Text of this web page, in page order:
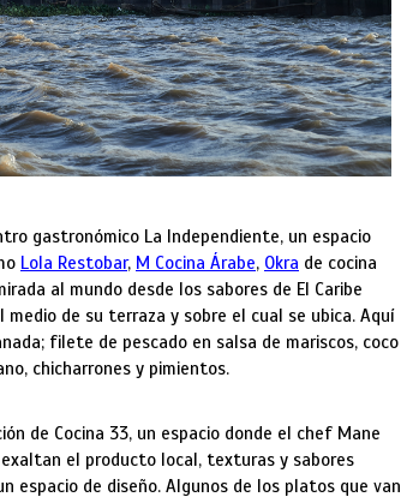
gastronómico La Independiente, un espacio
Lola Restobar, M Cocina Árabe, Okra de cocina
al mundo desde los sabores de El Caribe
de su terraza y sobre el cual se ubica. Aquí
filete de pescado en salsa de mariscos, coco
chicharrones y pimientos.
de Cocina 33, un espacio donde el chef Mane
el producto local, texturas y sabores
espacio de diseño. Algunos de los platos que van